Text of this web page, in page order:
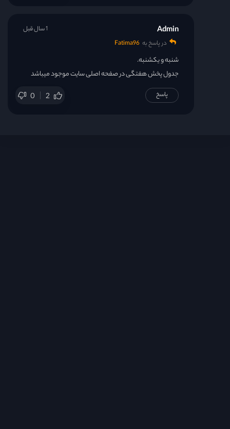
Admin
در پاسخ به Fatima96
شنبه و یکشنبه.
جدول پخش هفتگی در صفحه اصلی سایت موجود میباشد
0 2
1 سال قبل
پاسخ